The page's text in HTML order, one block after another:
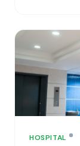
HOSPITAL